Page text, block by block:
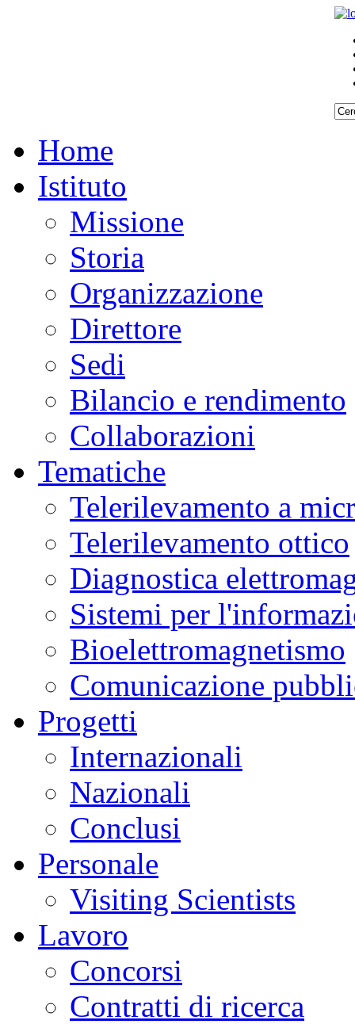
Home
Istituto
Missione
Storia
Organizzazione
Direttore
Sedi
Bilancio e rendimento
Collaborazioni
Tematiche
Telerilevamento a
Telerilevamento ottico
Diagnostica
Sistemi per
Bioelettromagnetismo
Comunicazione
Progetti
Internazionali
Nazionali
Conclusi
Personale
Visiting Scientists
Lavoro
Concorsi
Contratti di ricerca